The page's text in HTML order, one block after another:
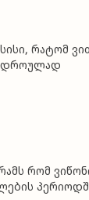
რატომ
დროულად
რომ